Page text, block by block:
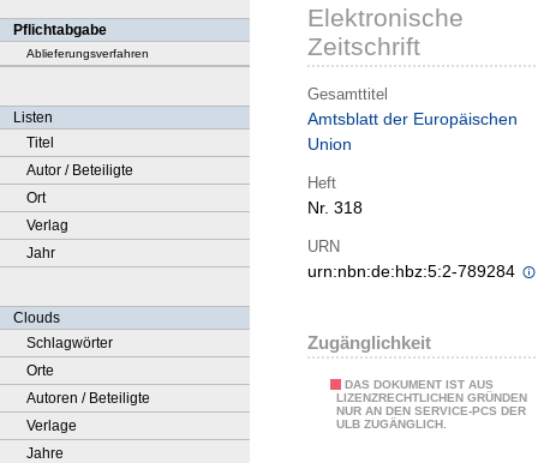
Pflichtabgabe
Ablieferungsverfahren
Listen
Titel
Autor / Beteiligte
Ort
Verlag
Jahr
Clouds
Schlagwörter
Orte
Autoren / Beteiligte
Verlage
Jahre
Elektronische
Zeitschrift
Gesamttitel
Amtsblatt der Europäischen
Union
Heft
Nr. 318
URN
urn:nbn:de:hbz:5:2-789284
Zugänglichkeit
DAS DOKUMENT IST AUS
LIZENZRECHTLICHEN GRÜNDEN
NUR AN DEN SERVICE-PCS DER
ULB ZUGÄNGLICH.